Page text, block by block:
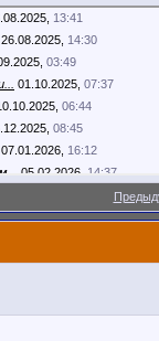
13:41
26.08.2025, 14:30
03:49
01.10.2025, 07:37
06:44
08:45
07.01.2026, 16:12
05.02.2026, 14:37
03:06